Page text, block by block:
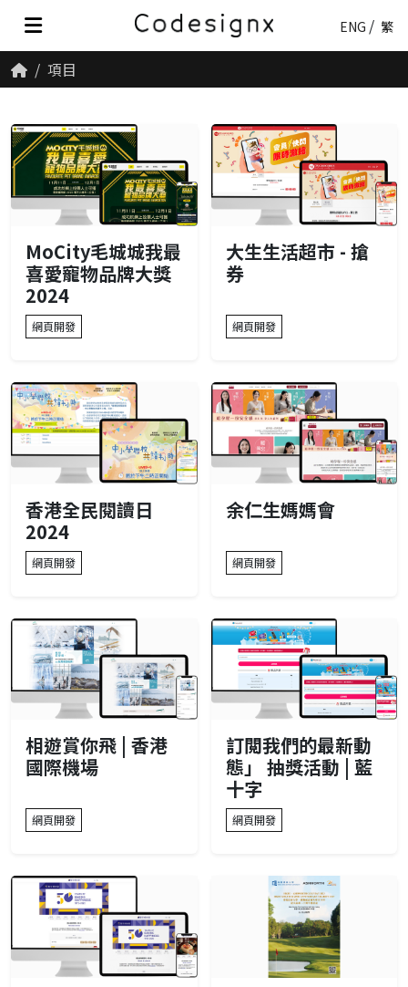
ENG 繁
項目
MoCity毛城城我最
喜愛寵物品牌大獎
2024
網頁開發
大生生活超市 - 搶
券
網頁開發
香港全民閱讀日
2024
網頁開發
余仁生媽媽會
網頁開發
相遊賞你飛 | 香港
國際機場
網頁開發
訂閲我們的最新動
態」 抽獎活動 | 藍
十字
網頁開發